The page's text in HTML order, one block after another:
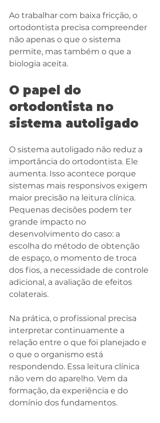
Ao trabalhar com baixa fricção, o
ortodontista precisa compreender
não apenas o que o sistema
permite, mas também o que a
biologia aceita.
O papel do
ortodontista no
sistema autoligado
O sistema autoligado não reduz a
importância do ortodontista. Ele
aumenta. Isso acontece porque
sistemas mais responsivos exigem
maior precisão na leitura clínica.
Pequenas decisões podem ter
grande impacto no
desenvolvimento do caso: a
escolha do método de obtenção
de espaço, o momento de troca
dos fios, a necessidade de controle
adicional, a avaliação de efeitos
colaterais.
Na prática, o profissional precisa
interpretar continuamente a
relação entre o que foi planejado e
o que o organismo está
respondendo. Essa leitura clínica
não vem do aparelho. Vem da
formação, da experiência e do
domínio dos fundamentos.